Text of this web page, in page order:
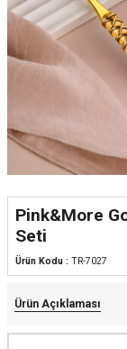
Pink&More
Seti
Ürün Kodu : TR-7027
Ürün Açıklaması